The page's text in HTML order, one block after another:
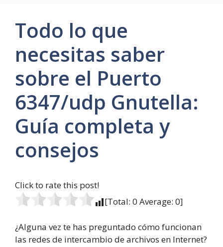
Todo lo que
necesitas saber
sobre el Puerto
6347/udp Gnutella:
Guía completa y
consejos
Click to rate this post!
[Total: 0 Average: 0]
¿Alguna vez te has preguntado cómo funcionan
las redes de intercambio de archivos en Internet?